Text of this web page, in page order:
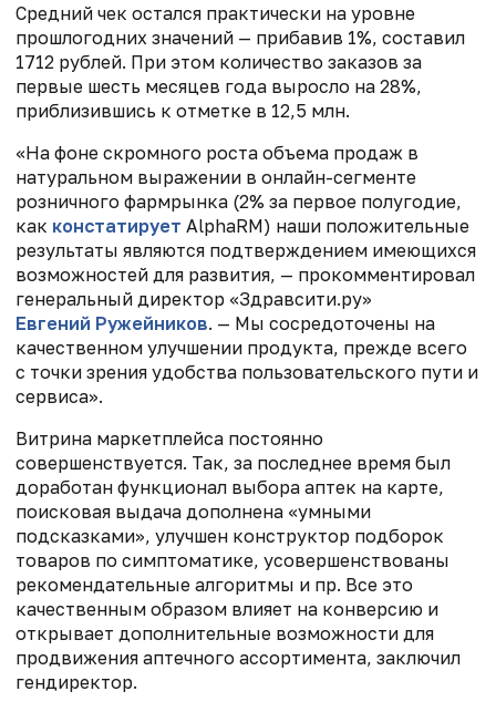
Средний чек остался практически на уровне
прошлогодних значений — прибавив 1%, составил
1712 рублей. При этом количество заказов за
первые шесть месяцев года выросло на 28%,
приблизившись к отметке в 12,5 млн.
«На фоне скромного роста объема продаж в
натуральном выражении в онлайн-сегменте
розничного фармрынка (2% за первое полугодие,
как констатирует AlphaRM) наши положительные
результаты являются подтверждением имеющихся
возможностей для развития, — прокомментировал
генеральный директор «Здравсити.ру»
Евгений Ружейников. — Мы сосредоточены на
качественном улучшении продукта, прежде всего
с точки зрения удобства пользовательского пути и
сервиса».
Витрина маркетплейса постоянно
совершенствуется. Так, за последнее время был
доработан функционал выбора аптек на карте,
поисковая выдача дополнена «умными
подсказками», улучшен конструктор подборок
товаров по симптоматике, усовершенствованы
рекомендательные алгоритмы и пр. Все это
качественным образом влияет на конверсию и
открывает дополнительные возможности для
продвижения аптечного ассортимента, заключил
гендиректор.